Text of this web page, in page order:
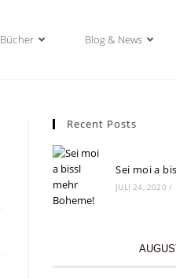
Bücher Blog & News
Recent Posts
Sei moi a
JULI 24, 2020 /